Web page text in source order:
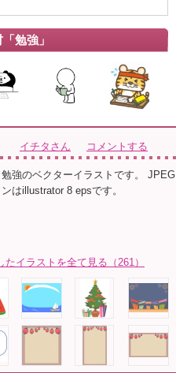
勉強」
イチタさん コメントする
勉強のベクターイラストです。
ンはillustrator 8 epsです。
イラストを全て見る（261）